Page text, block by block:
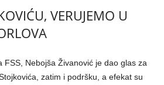
VERUJEMO U
FSS, Nebojša Živanović je dao glas za
zatim i podršku, a efekat su